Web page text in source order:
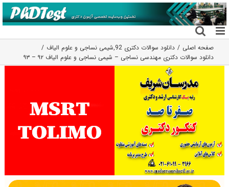
رفتن
به
محتوا
صفحه اصلی دانلود سوالات دکتری 92 ,شیمی نساجی و علوم الیاف
دانلود سوالات دکتری مهندسی نساجی – شیمی نساجی و علوم الیاف ۹۲ – ۹۳